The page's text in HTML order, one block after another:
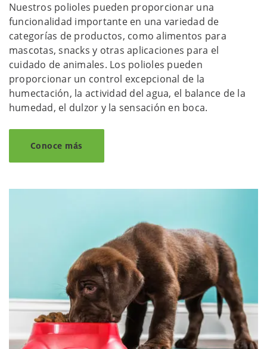
Nuestros polioles pueden proporcionar una
funcionalidad importante en una variedad de
categorías de productos, como alimentos para
mascotas, snacks y otras aplicaciones para el
cuidado de animales. Los polioles pueden
proporcionar un control excepcional de la
humectación, la actividad del agua, el balance de la
humedad, el dulzor y la sensación en boca.
Conoce más